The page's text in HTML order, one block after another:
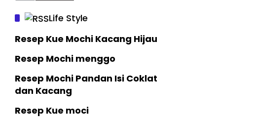
Life Style
Resep Kue Mochi Kacang Hijau
Resep Mochi menggo
Resep Mochi Pandan Isi Coklat
dan Kacang
Resep Kue moci